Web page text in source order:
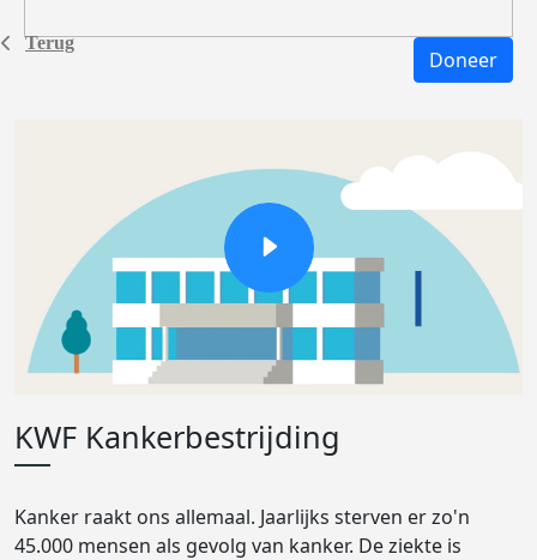
Terug
Doneer
KWF Kankerbestrijding
Kanker raakt ons allemaal. Jaarlijks sterven er zo'n
45.000 mensen als gevolg van kanker. De ziekte is